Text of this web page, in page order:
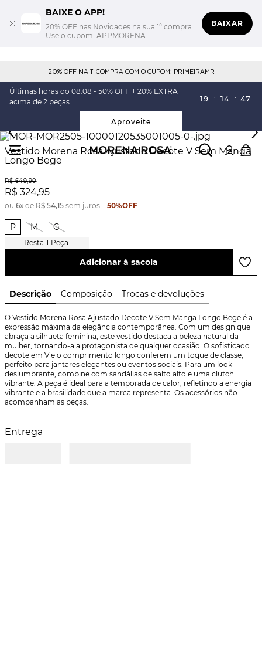
BAIXE O APP!
20% OFF nas Novidades na sua 1° compra.
Use o cupom: APPMORENA
BAIXAR
20% OFF NA 1° COMPRA COM O CUPOM: PRIMEIRAMR
Últimas horas do 08.08 - 50% OFF + 20% EXTRA
acima de 2 peças
19 : 14 : 46
Aproveite
Vestido Morena Rosa Ajustado Decote V Sem Manga
Longo Bege
R$ 649,90
R$ 324,95
ou 6x de R$ 54,15 sem juros 50%OFF
P M G
1 Peça.
Adicionar à sacola
Descrição Composição Trocas e devoluções
O Vestido Morena Rosa Ajustado Decote V Sem Manga Longo Bege é a
expressão máxima da elegância contemporânea. Com um design que
abraça a silhueta feminina, este vestido destaca a beleza natural da
mulher, tornando-a a protagonista de qualquer ocasião. O sofisticado
decote em V e o comprimento longo conferem um toque de classe,
perfeito para jantares elegantes ou eventos sociais. Para um look
deslumbrante, combine com sandálias de salto alto e uma clutch
vibrante. A peça é ideal para a temporada de calor, refletindo a energia
vibrante e a brasilidade que a marca representa. Os acessórios não
acompanham as peças.
Entrega